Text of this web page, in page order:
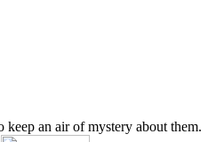
keep an air of mystery about them.